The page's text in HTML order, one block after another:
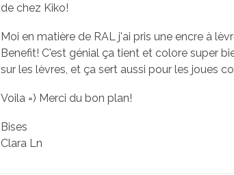
de chez Kiko!
Moi en matière de RAL j'ai pris une encre à
Benefit! C'est génial ça tient et colore super
sur les lèvres, et ça sert aussi pour les joues
Voila =) Merci du bon plan!
Bises
Clara Ln